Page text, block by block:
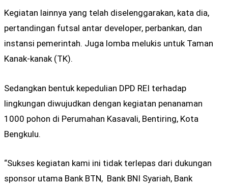
Kegiatan lainnya yang telah diselenggarakan, kata dia,
pertandingan futsal antar developer, perbankan, dan
instansi pemerintah. Juga lomba melukis untuk Taman
Kanak-kanak (TK).
Sedangkan bentuk kepedulian DPD REI terhadap
lingkungan diwujudkan dengan kegiatan penanaman
1000 pohon di Perumahan Kasavali, Bentiring, Kota
Bengkulu.
“Sukses kegiatan kami ini tidak terlepas dari dukungan
sponsor utama Bank BTN, Bank BNI Syariah, Bank